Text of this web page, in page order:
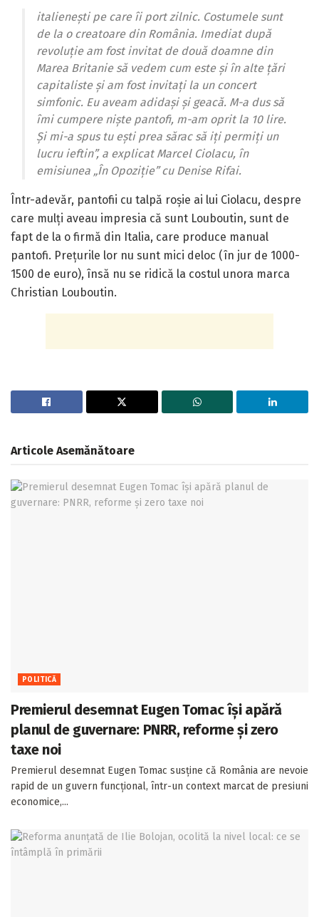
italienești pe care îi port zilnic. Costumele sunt
de la o creatoare din România. Imediat după
revoluție am fost invitat de două doamne din
Marea Britanie să vedem cum este și în alte țări
capitaliste și am fost invitați la un concert
simfonic. Eu aveam adidași și geacă. M-a dus să
îmi cumpere niște pantofi, m-am oprit la 10 lire.
Și mi-a spus tu ești prea sărac să iți permiți un
lucru ieftin”, a explicat Marcel Ciolacu, în
emisiunea „În Opoziție” cu Denise Rifai.
Într-adevăr, pantofii cu talpă roșie ai lui Ciolacu, despre
care mulți aveau impresia că sunt Louboutin, sunt de
fapt de la o firmă din Italia, care produce manual
pantofi. Prețurile lor nu sunt mici deloc (în jur de 1000-
1500 de euro), însă nu se ridică la costul unora marca
Christian Louboutin.
Articole Asemănătoare
POLITICĂ
Premierul desemnat Eugen Tomac își apără
planul de guvernare: PNRR, reforme și zero
taxe noi
Premierul desemnat Eugen Tomac susține că România are nevoie
rapid de un guvern funcțional, într-un context marcat de presiuni
economice,...